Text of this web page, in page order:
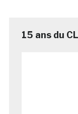
15 ans du